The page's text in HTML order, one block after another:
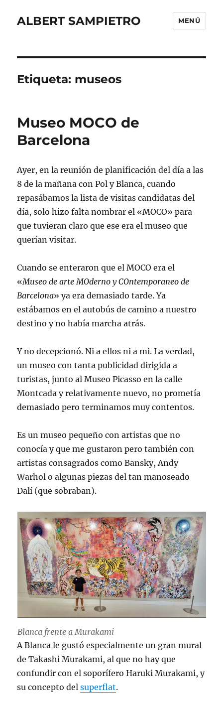
ALBERT SAMPIETRO MENÚ
Etiqueta: museos
Museo MOCO de
Barcelona
Ayer, en la reunión de planificación del día a las
8 de la mañana con Pol y Blanca, cuando
repasábamos la lista de visitas candidatas del
día, solo hizo falta nombrar el «MOCO» para
que tuvieran claro que ese era el museo que
querían visitar.
Cuando se enteraron que el MOCO era el
«Museo de arte MOderno y COntemporaneo de
Barcelona» ya era demasiado tarde. Ya
estábamos en el autobús de camino a nuestro
destino y no había marcha atrás.
Y no decepcionó. Ni a ellos ni a mi. La verdad,
un museo con tanta publicidad dirigida a
turistas, junto al Museo Picasso en la calle
Montcada y relativamente nuevo, no prometía
demasiado pero terminamos muy contentos.
Es un museo pequeño con artistas que no
conocía y que me gustaron pero también con
artistas consagrados como Bansky, Andy
Warhol o algunas piezas del tan manoseado
Dalí (que sobraban).
Blanca frente a Murakami
A Blanca le gustó especialmente un gran mural
de Takashi Murakami, al que no hay que
confundir con el soporífero Haruki Murakami, y
su concepto delsuperflat.